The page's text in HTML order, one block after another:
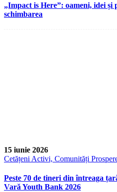
„Impact is Here”: oameni, idei și
schimbarea
15 iunie 2026
Cetățeni Activi, Comunități
Peste 70 de tineri din întreaga
Vară Youth Bank 2026